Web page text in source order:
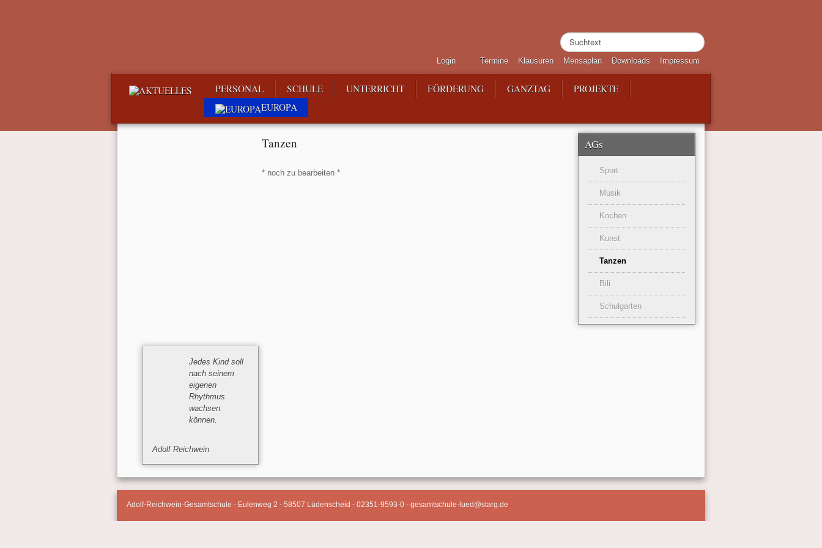
Suchen
...
Login
Termine Klausuren Mensaplan Downloads Impressum
PERSONAL SCHULE UNTERRICHT FÖRDERUNG GANZTAG
PROJEKTE
EUROPA
Tanzen
* noch zu bearbeiten *
AGs
Sport
Musik
Kochen
Kunst
Tanzen
Bili
Schulgarten
Jedes Kind soll
nach seinem
eigenen
Rhythmus
wachsen
können.
Adolf Reichwein
Adolf-Reichwein-Gesamtschule - Eulenweg 2 - 58507 Lüdenscheid - 02351-9593-0 - gesamtschule-lued@starg.de